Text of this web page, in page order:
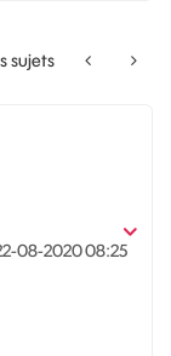
sujets
08-202008:25